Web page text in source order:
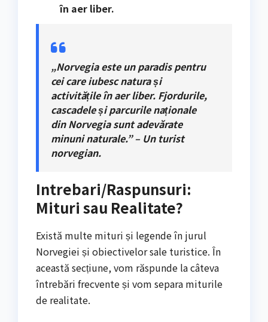
în aer liber.
„Norvegia este un paradis pentru
cei care iubesc natura și
activitățile în aer liber. Fjordurile,
cascadele și parcurile naționale
din Norvegia sunt adevărate
minuni naturale.” – Un turist
norvegian.
Intrebari/Raspunsuri:
Mituri sau Realitate?
Există multe mituri și legende în jurul
Norvegiei și obiectivelor sale turistice. În
această secțiune, vom răspunde la câteva
întrebări frecvente și vom separa miturile
de realitate.